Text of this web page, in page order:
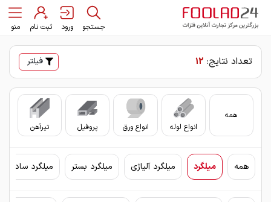
جستجو ورود ثبت نام منو
تعداد نتایج: 12 فیلتر
همه
انواع لوله
انواع ورق پروفیل تیرآهن
همه میلگرد میلگرد آلیاژی میلگرد بستر میلگرد ساده